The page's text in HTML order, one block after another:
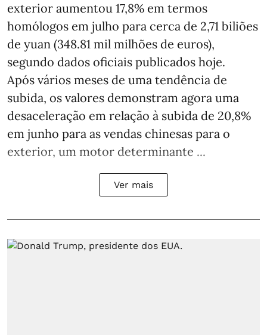
exterior aumentou 17,8% em termos
homólogos em julho para cerca de 2,71 biliões
de yuan (348.81 mil milhões de euros),
segundo dados oficiais publicados hoje.
Após vários meses de uma tendência de
subida, os valores demonstram agora uma
desaceleração em relação à subida de 20,8%
em junho para as vendas chinesas para o
exterior, um motor determinante ...
Ver mais